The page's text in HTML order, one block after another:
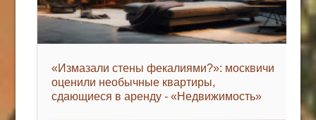
«Измазали стены фекалиями?»: москвичи
оценили необычные квартиры,
сдающиеся в аренду - «Недвижимость»